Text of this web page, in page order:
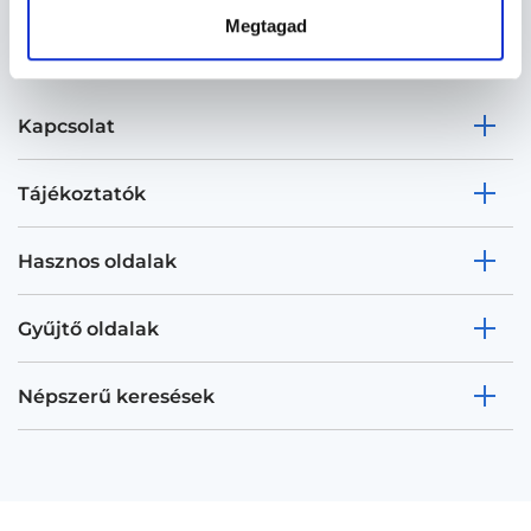
Megtagad
Kapcsolat
Tájékoztatók
Hasznos oldalak
Gyűjtő oldalak
Népszerű keresések